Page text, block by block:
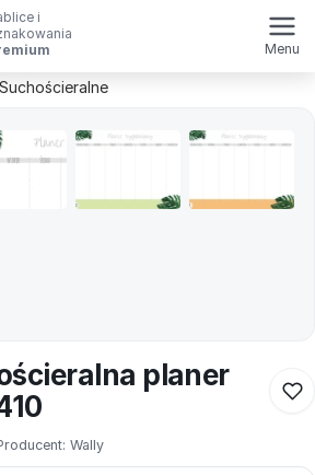
i
Menu
Suchościeralne
planer
Wally